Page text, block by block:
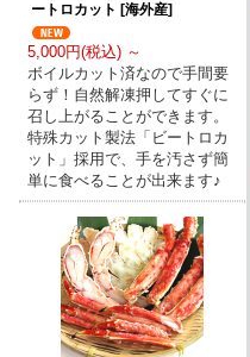
ートロカット [海外産]
5,000円(税込) ～
ボイルカット済なので手間要
らず！自然解凍押してすぐに
召し上がることができます。
特殊カット製法「ビートロカ
ット」採用で、手を汚さず簡
単に食べることが出来ます♪